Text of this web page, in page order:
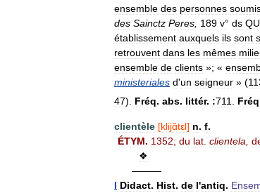
ensemble des personnes
des Sainctz Peres 189 v° ds
établissement auxquels ils sont
retrouvent dans les mêmes
ensemble de clients »; «
ministeriales d'un seigneur » (
47). Fréq. abs. littér. :711 Fréq
clientèle [klijɑ̃tɛl] n. f.
ÉTYM. 1352; du lat clientela
❖
———
I Didact. Hist. de l'antiq.